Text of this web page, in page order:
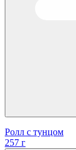
Ролл с тунцом
257 г